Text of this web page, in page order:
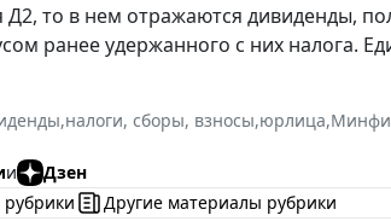
Д2, то в нем отражаются дивиденды,
ранее удержанного с них налога.
,налоги, сборы, взносы,юрлица,
и
Дзен
Другие материалы рубрики